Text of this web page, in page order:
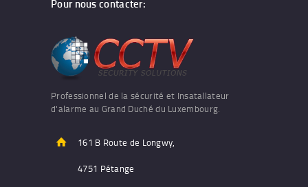
Pour nous contacter:
Professionnel de la sécurité et Insatallateur
d'alarme au Grand Duché du Luxembourg.
161 B Route de Longwy,
4751 Pétange